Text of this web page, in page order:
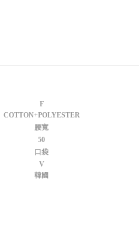
F
COTTON+POLYESTER
腰寬
50
口袋
V
韓國